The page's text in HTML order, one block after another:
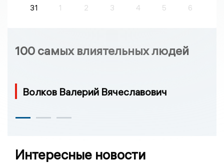
31
1 2 3 4 5 6
100 самых влиятельных людей
Волков Валерий Вячеславович
Интересные новости